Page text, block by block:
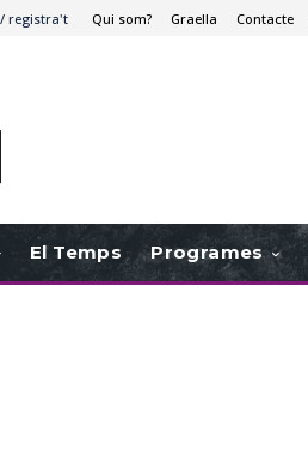
registra't Qui som? Graella Contacte
El Temps Programes